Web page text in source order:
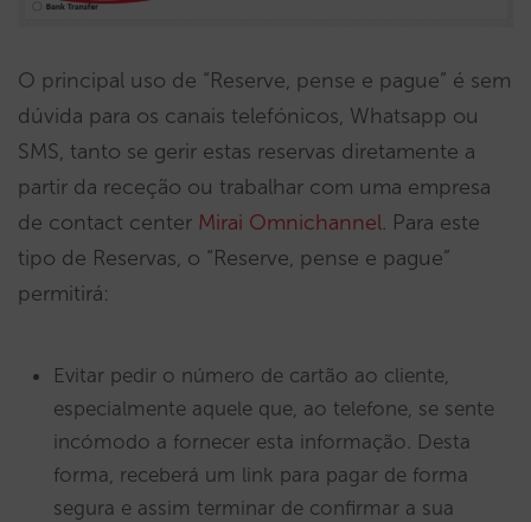
O principal uso de “Reserve, pense e pague” é sem
dúvida para os canais telefónicos, Whatsapp ou
SMS, tanto se gerir estas reservas diretamente a
partir da receção ou trabalhar com uma empresa
de contact center Mirai Omnichannel. Para este
tipo de Reservas, o “Reserve, pense e pague”
permitirá:
Evitar pedir o número de cartão ao cliente,
especialmente aquele que, ao telefone, se sente
incómodo a fornecer esta informação. Desta
forma, receberá um link para pagar de forma
segura e assim terminar de confirmar a sua